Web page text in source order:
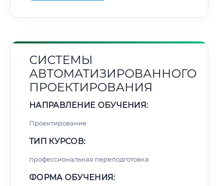
СИСТЕМЫ
АВТОМАТИЗИРОВАННОГО
ПРОЕКТИРОВАНИЯ
НАПРАВЛЕНИЕ ОБУЧЕНИЯ:
Проектирование
ТИП КУРСОВ:
профессиональная переподготовка
ФОРМА ОБУЧЕНИЯ: